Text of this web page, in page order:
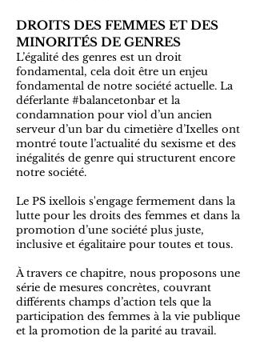
DROITS DES FEMMES ET DES
MINORITÉS DE GENRES
L’égalité des genres est un droit
fondamental, cela doit être un enjeu
fondamental de notre société actuelle. La
déferlante #balancetonbar et la
condamnation pour viol d’un ancien
serveur d’un bar du cimetière d’Ixelles ont
montré toute l’actualité du sexisme et des
inégalités de genre qui structurent encore
notre société.
Le PS ixellois s'engage fermement dans la
lutte pour les droits des femmes et dans la
promotion d’une société plus juste,
inclusive et égalitaire pour toutes et tous.
À travers ce chapitre, nous proposons une
série de mesures concrètes, couvrant
différents champs d’action tels que la
participation des femmes à la vie publique
et la promotion de la parité au travail.